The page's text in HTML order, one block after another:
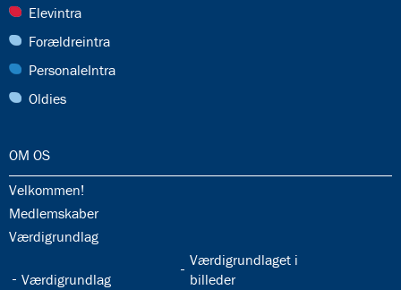
28.0:
Elevintra
29.0:
Forældreintra
30.0:
PersonaleIntra
31.0:
Oldies
32.0:
OM OS
32.1:
Velkommen!
32.2:
Medlemskaber
32.3:
Værdigrundlag
32.4:
Værdigrundlag
32.5:
Værdigrundlaget i
billeder